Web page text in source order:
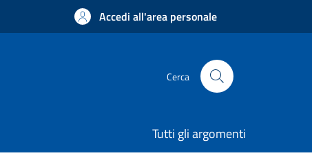
Accedi all'area personale
Cerca
Tutti gli argomenti